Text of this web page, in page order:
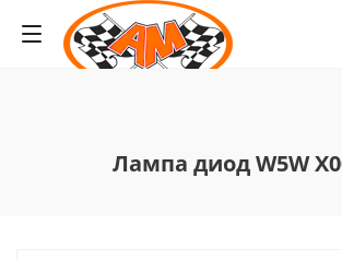
Лампа диод W5W